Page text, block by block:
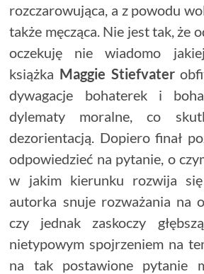
rozczarowująca, a z powodu
także męcząca. Nie jest tak, że
oczekuję nie wiadomo
książka Maggie Stiefvater
dywagacje bohaterek i
dylematy moralne, co
dezorientacją. Dopiero finał
odpowiedzieć na pytanie, o
w jakim kierunku rozwija
autorka snuje rozważania na
czy jednak zaskoczy
nietypowym spojrzeniem na
na tak postawione pytanie